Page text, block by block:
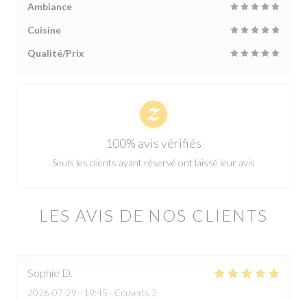
LES AVIS DE NOS CLIENTS
Sophie D
2026-07-29 - 19:45 - Couverts 2
Ambiance
Cuisine
Qualité/Prix
100% avis vérifiés
Seuls les clients ayant réservé ont laissé leur avis